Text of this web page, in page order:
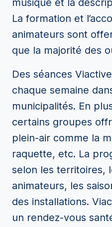
musique et la
La formation et
animateurs sont
que la majorité des
Des séances
chaque semaine
municipalités. En
certains groupes
plein-air comme la
raquette, etc. La
selon les territoires,
animateurs, les
des installations.
un rendez-vous